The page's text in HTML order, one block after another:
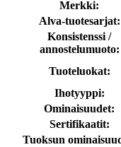
Merkki:
Alva-tuotesarjat:
Konsistenssi /
annostelumuoto:
Tuoteluokat:
Ihotyyppi:
Ominaisuudet:
Sertifikaatit:
Tuoksun